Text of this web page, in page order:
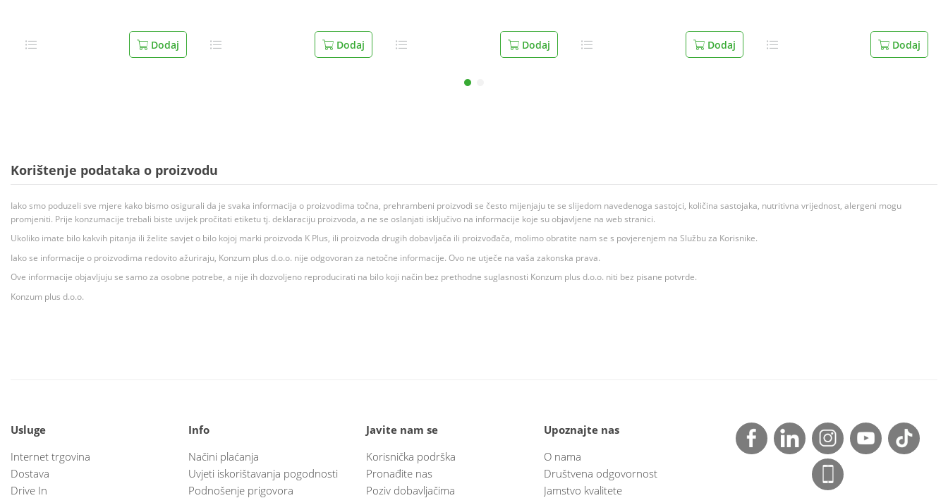
Dodaj Dodaj Dodaj Dodaj Dodaj
Korištenje podataka o proizvodu
Iako smo poduzeli sve mjere kako bismo osigurali da je svaka informacija o proizvodima točna, prehrambeni proizvodi se često mijenjaju te se slijedom navedenoga sastojci, količina sastojaka, nutritivna vrijednost, alergeni mogu
promjeniti. Prije konzumacije trebali biste uvijek pročitati etiketu tj. deklaraciju proizvoda, a ne se oslanjati isključivo na informacije koje su objavljene na web stranici.
Ukoliko imate bilo kakvih pitanja ili želite savjet o bilo kojoj marki proizvoda K Plus, ili proizvoda drugih dobavljača ili proizvođača, molimo obratite nam se s povjerenjem na Službu za Korisnike.
Iako se informacije o proizvodima redovito ažuriraju, Konzum plus d.o.o. nije odgovoran za netočne informacije. Ovo ne utječe na vaša zakonska prava.
Ove informacije objavljuju se samo za osobne potrebe, a nije ih dozvoljeno reproducirati na bilo koji način bez prethodne suglasnosti Konzum plus d.o.o. niti bez pisane potvrde.
Konzum plus d.o.o.
Usluge
Internet trgovina
Dostava
Drive In
Info
Načini plaćanja
Uvjeti iskorištavanja pogodnosti
Podnošenje prigovora
Javite nam se
Korisnička podrška
Pronađite nas
Poziv dobavljačima
Upoznajte nas
O nama
Društvena odgovornost
Jamstvo kvalitete